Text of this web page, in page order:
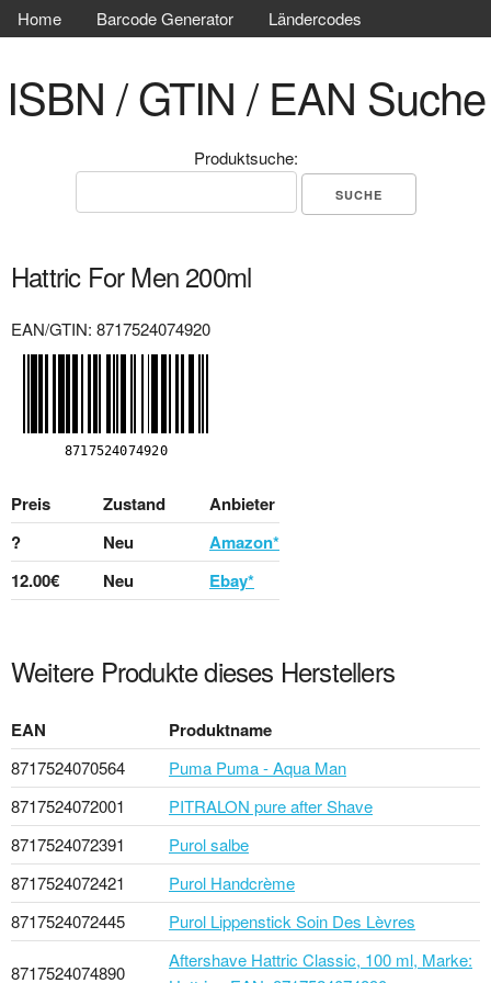
Home Barcode Generator Ländercodes
ISBN / GTIN / EAN Suche
Produktsuche:
Hattric For Men 200ml
EAN/GTIN: 8717524074920
Preis Zustand
Anbieter
?
Neu
Amazon*
12.00€
Neu Ebay*
Weitere Produkte dieses Herstellers
EAN Produktname
8717524070564
Puma Puma - Aqua Man
8717524072001
PITRALON pure after Shave
8717524072391
Purol salbe
8717524072421
Purol Handcrème
8717524072445
Purol Lippenstick Soin Des Lèvres
8717524074890
Aftershave Hattric Classic, 100 ml, Marke: